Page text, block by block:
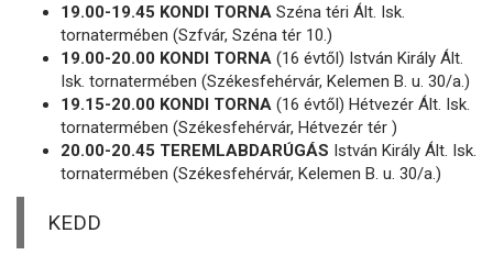
19.00-19.45 KONDI TORNA Széna téri Ált. Isk.
tornatermében (Szfvár, Széna tér 10.)
19.00-20.00 KONDI TORNA (16 évtől) István Király Ált.
Isk. tornatermében (Székesfehérvár, Kelemen B. u. 30/a.)
19.15-20.00 KONDI TORNA (16 évtől) Hétvezér Ált. Isk.
tornatermében (Székesfehérvár, Hétvezér tér )
20.00-20.45 TEREMLABDARÚGÁS István Király Ált. Isk.
tornatermében (Székesfehérvár, Kelemen B. u. 30/a.)
KEDD